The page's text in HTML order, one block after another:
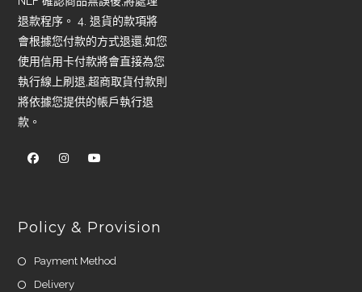
退款程序。 4. 退貨的款項將
會根據您付款的方式退還,如您
使用信用卡付款將會直接為您
執行線上刷退,超商取貨付款則
將依據您提供的帳戶執行退
款。
Policy & Provision
Payment Method
Delivery